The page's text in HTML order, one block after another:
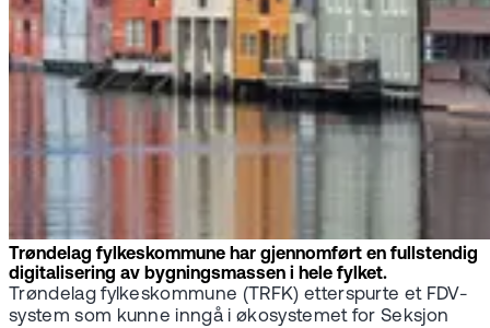
Trøndelag fylkeskommune har gjennomført en fullstendig
digitalisering av bygningsmassen i hele fylket.
Trøndelag fylkeskommune (TRFK) etterspurte et FDV-
system som kunne inngå i økosystemet for Seksjon